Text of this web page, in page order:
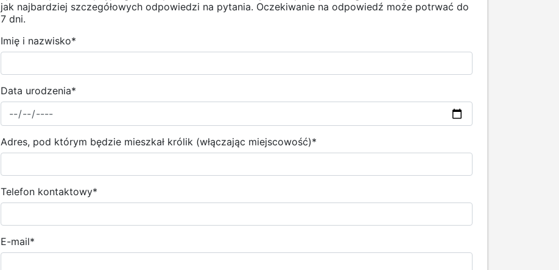
jak najbardziej szczegółowych odpowiedzi na pytania. Oczekiwanie na odpowiedź może potrwać do
7 dni.
Imię i nazwisko*
Data urodzenia*
Adres, pod którym będzie mieszkał królik (włączając miejscowość)*
Telefon kontaktowy*
E-mail*